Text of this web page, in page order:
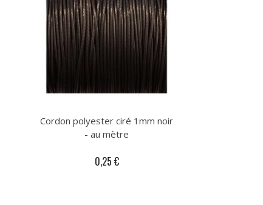
Cordon polyester ciré 1mm noir
- au mètre
0,25 €